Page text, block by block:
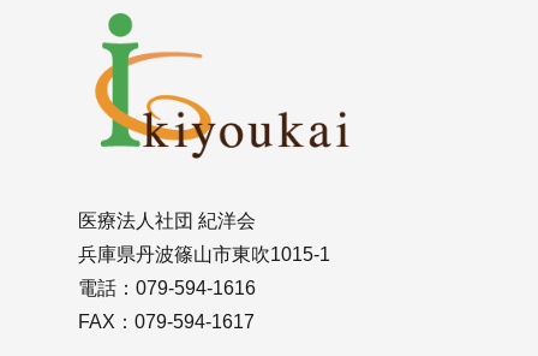
医療法人社団 紀洋会
兵庫県丹波篠山市東吹1015-1
電話：079-594-1616
FAX：079-594-1617